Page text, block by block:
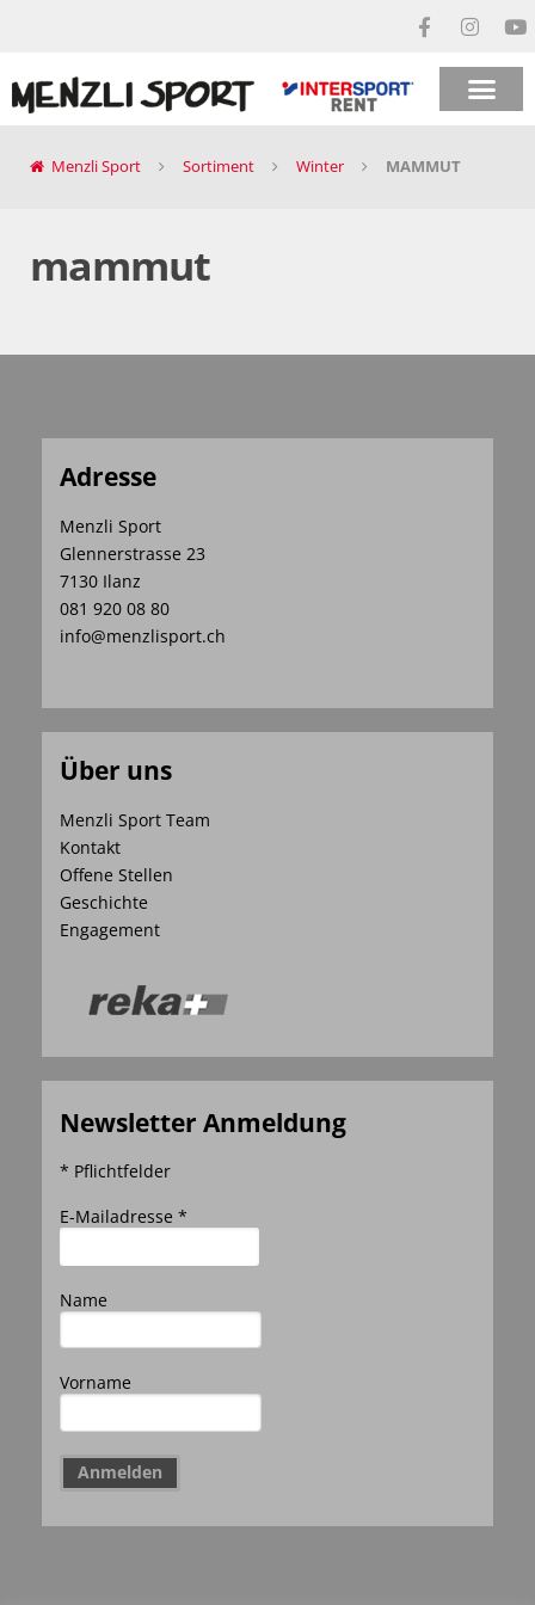
Menzli Sport Sortiment Winter MAMMUT
mammut
Adresse
Menzli Sport
Glennerstrasse 23
7130 Ilanz
081 920 08 80
info@menzlisport.ch
Über uns
Menzli Sport Team
Kontakt
Offene Stellen
Geschichte
Engagement
Newsletter Anmeldung
* Pflichtfelder
E-Mailadresse *
Name
Vorname